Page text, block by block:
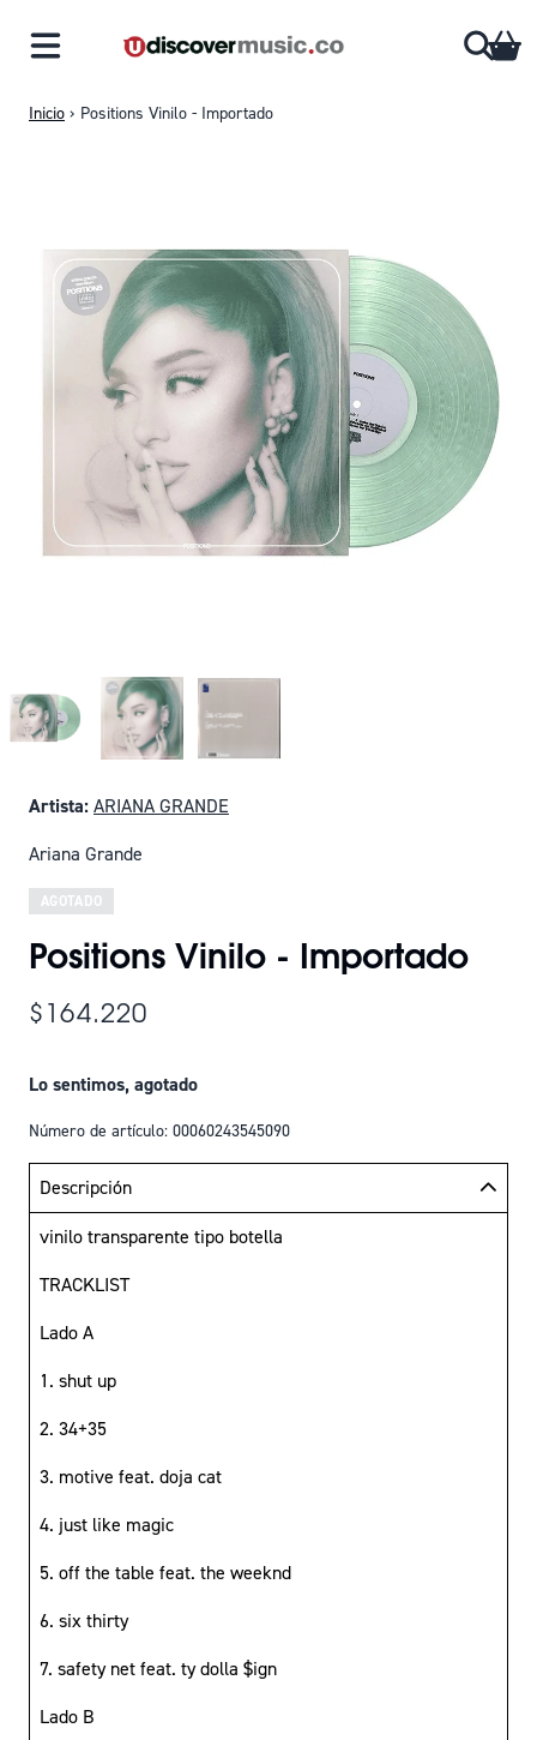
Inicio › Positions Vinilo - Importado
Artista:ARIANA GRANDE
Ariana Grande
AGOTADO
Positions Vinilo - Importado
$164.220
Lo sentimos, agotado
Número de artículo: 00060243545090
Descripción
vinilo transparente tipo botella
TRACKLIST
Lado A
1. shut up
2. 34+35
3. motive feat. doja cat
4. just like magic
5. off the table feat. the weeknd
6. six thirty
7. safety net feat. ty dolla $ign
Lado B